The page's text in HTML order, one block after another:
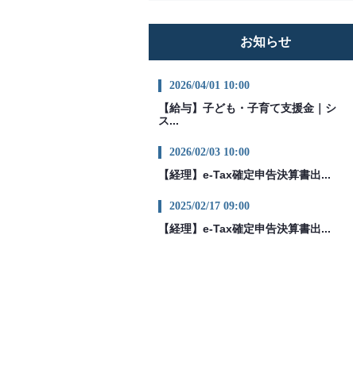
お知らせ
2026/04/01 10:00
【給与】子ども・子育て支援金｜シ
ス...
2026/02/03 10:00
【経理】e-Tax確定申告決算書出...
2025/02/17 09:00
【経理】e-Tax確定申告決算書出...